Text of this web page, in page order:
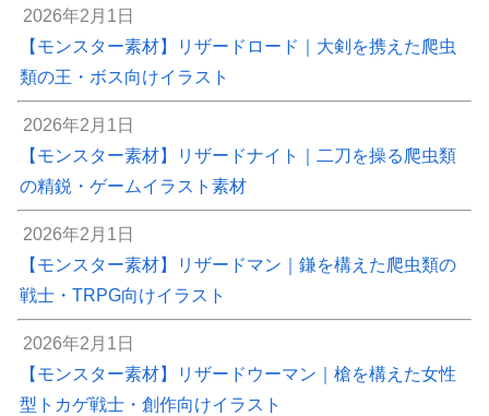
2026年2月1日
【モンスター素材】リザードロード｜大剣を携えた爬虫
類の王・ボス向けイラスト
2026年2月1日
【モンスター素材】リザードナイト｜二刀を操る爬虫類
の精鋭・ゲームイラスト素材
2026年2月1日
【モンスター素材】リザードマン｜鎌を構えた爬虫類の
戦士・TRPG向けイラスト
2026年2月1日
【モンスター素材】リザードウーマン｜槍を構えた女性
型トカゲ戦士・創作向けイラスト